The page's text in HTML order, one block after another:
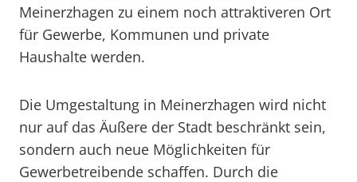
Meinerzhagen zu einem noch attraktiveren Ort
für Gewerbe, Kommunen und private
Haushalte werden.
Die Umgestaltung in Meinerzhagen wird nicht
nur auf das Äußere der Stadt beschränkt sein,
sondern auch neue Möglichkeiten für
Gewerbetreibende schaffen. Durch die